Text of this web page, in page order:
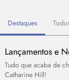
Destaques
Lançamentos e
Tudo que acaba de
Catharine Hill!